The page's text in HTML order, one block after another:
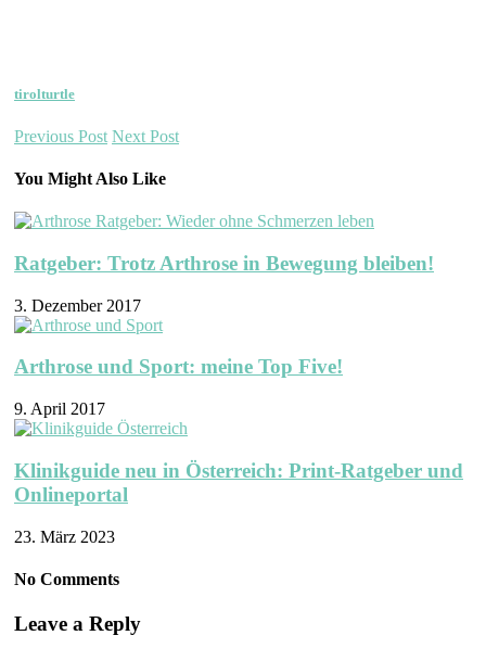
tirolturtle
Previous Post Next Post
You Might Also Like
Ratgeber: Trotz Arthrose in Bewegung bleiben!
3. Dezember 2017
Arthrose und Sport: meine Top Five!
9. April 2017
Klinikguide neu in Österreich: Print-Ratgeber und
Onlineportal
23. März 2023
No Comments
Leave a Reply